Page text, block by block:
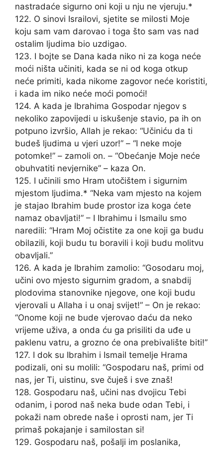
nastradaće sigurno oni koji u nju ne vjeruju.*
122. O sinovi Israilovi, sjetite se milosti Moje
koju sam vam darovao i toga što sam vas nad
ostalim ljudima bio uzdigao.
123. I bojte se Dana kada niko ni za koga neće
moći ništa učiniti, kada se ni od koga otkup
neće primiti, kada nikome zagovor neće koristiti,
i kada im niko neće moći pomoći!
124. A kada je Ibrahima Gospodar njegov s
nekoliko zapovijedi u iskušenje stavio, pa ih on
potpuno izvršio, Allah je rekao: “Učiniću da ti
budeš ljudima u vjeri uzor!” – “I neke moje
potomke!” – zamoli on. – “Obećanje Moje neće
obuhvatiti nevjernike” – kaza On.
125. I učinili smo Hram utočištem i sigurnim
mjestom ljudima.* “Neka vam mjesto na kojem
je stajao Ibrahim bude prostor iza koga ćete
namaz obavljati!” – I Ibrahimu i Ismailu smo
naredili: “Hram Moj očistite za one koji ga budu
obilazili, koji budu tu boravili i koji budu molitvu
obavljali.”
126. A kada je Ibrahim zamolio: “Gosodaru moj,
učini ovo mjesto sigurnim gradom, a snabdij
plodovima stanovnike njegove, one koji budu
vjerovali u Allaha i u onaj svijet!” – On je rekao:
“Onome koji ne bude vjerovao daću da neko
vrijeme uživa, a onda ću ga prisiliti da uđe u
paklenu vatru, a grozno će ona prebivalište biti!”
127. I dok su Ibrahim i Ismail temelje Hrama
podizali, oni su molili: “Gospodaru naš, primi od
nas, jer Ti, uistinu, sve čuješ i sve znaš!
128. Gospodaru naš, učini nas dvojicu Tebi
odanim, i porod naš neka bude odan Tebi, i
pokaži nam obrede naše i oprosti nam, jer Ti
primaš pokajanje i samilostan si!
129. Gospodaru naš, pošalji im poslanika,